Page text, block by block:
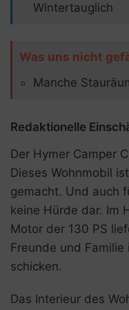
Wintertauglich
Was uns nicht
Manche
Redaktionelle
Der Hymer Camper
Dieses Wohnmobil
gemacht. Und auch
keine Hürde dar. Im
Motor der 130 PS
Freunde und
schicken.
Das Interieur des